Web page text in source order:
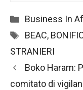
Categorie
Business In
Tag
BEAC,
STRANIERI
Navigazione
articolo
Boko Haram:
comitato di